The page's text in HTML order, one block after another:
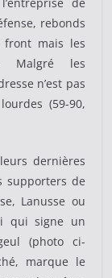
rebonds
mais les
Malgré les
n’est pas
(59-90,
dernières
supporters de
Lanusse ou
qui signe un
(photo ci-
marque le